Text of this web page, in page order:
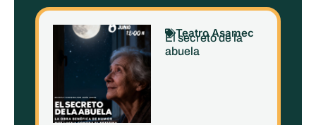
Teatro Asamec
El secreto de la
abuela